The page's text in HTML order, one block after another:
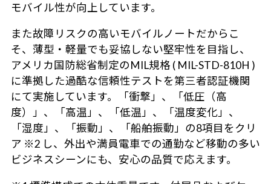
モバイル性が向上しています。
また故障リスクの高いモバイルノートだからこ
そ、薄型・軽量でも妥協しない堅牢性を目指し、
アメリカ国防総省制定のMIL規格 ( MIL-STD-810H )
に準拠した過酷な信頼性テストを第三者認証機関
にて実施しています。「衝撃」、「低圧（高
度）」、「高温」、「低温」、「温度変化」、
「湿度」、「振動」、「船舶振動」の8項目をクリ
ア ※2 し、外出や満員電車での通勤など移動の多い
ビジネスシーンにも、安心の品質で応えます。